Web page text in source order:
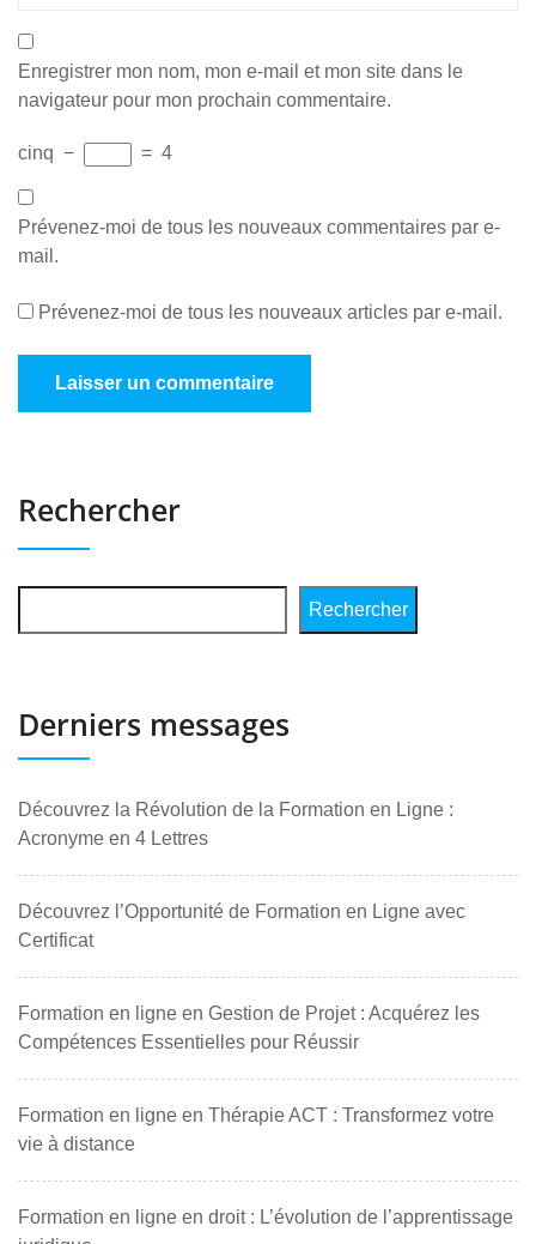
Enregistrer mon nom, mon e-mail et mon site dans le
navigateur pour mon prochain commentaire.
cinq − = 4
Prévenez-moi de tous les nouveaux commentaires par e-
mail.
Prévenez-moi de tous les nouveaux articles par e-mail.
Rechercher
Rechercher
Derniers messages
Découvrez la Révolution de la Formation en Ligne :
Acronyme en 4 Lettres
Découvrez l’Opportunité de Formation en Ligne avec
Certificat
Formation en ligne en Gestion de Projet : Acquérez les
Compétences Essentielles pour Réussir
Formation en ligne en Thérapie ACT : Transformez votre
vie à distance
Formation en ligne en droit : L’évolution de l’apprentissage